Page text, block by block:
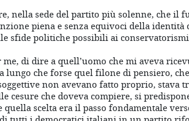
nella sede del partito più solenne, che il
piena e senza equivoci della
sfide politiche possibili ai
di dire a quell’uomo che mi aveva
lungo che forse quel filone di pensiero,
non avevano fatto proprio, stava
cesure che doveva compiere, si
quella scelta era il passo fondamentale